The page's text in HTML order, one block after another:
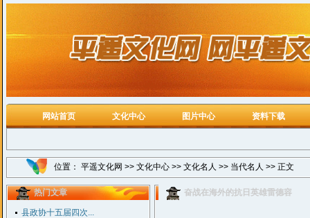
网站首页 文化中心 图片中心 资料下载
位置： 平遥文化网 >> 文化中心 >> 文化名人 >> 当代名人 >> 正文
热门文章
县政协十五届四次...
奋战在海外的抗日英雄雷德容